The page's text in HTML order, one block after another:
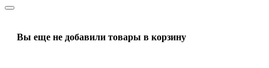
Вы еще не добавили товары в корзину